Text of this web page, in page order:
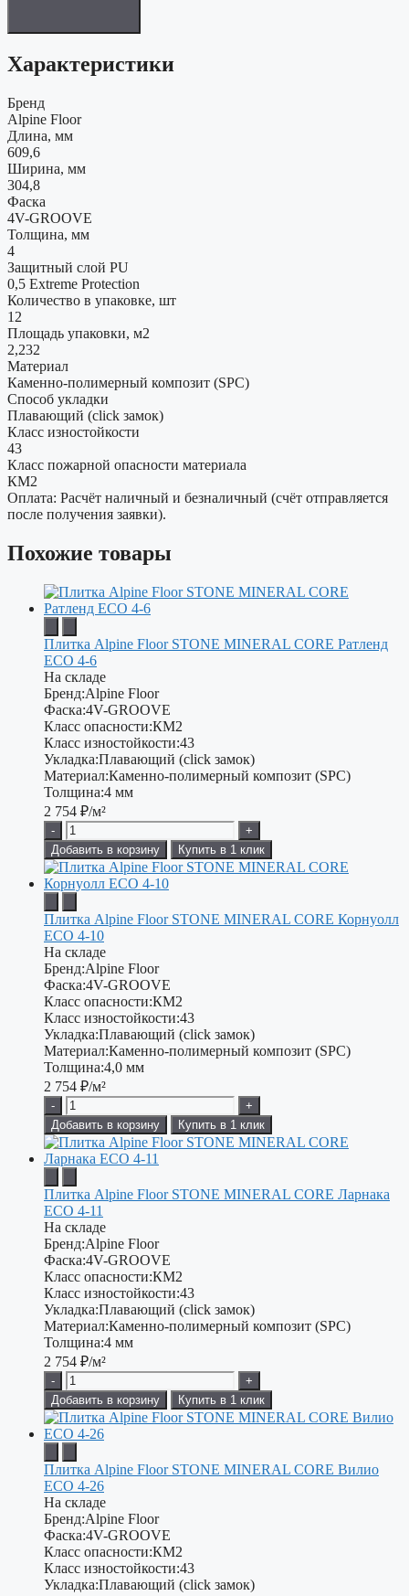
Характеристики
Бренд
Alpine Floor
Длина, мм
609,6
Ширина, мм
304,8
Фаска
4V-GROOVE
Толщина, мм
4
Защитный слой PU
0,5 Extreme Protection
Количество в упаковке, шт
12
Площадь упаковки, м2
2,232
Материал
Каменно-полимерный композит (SPC)
Способ укладки
Плавающий (click замок)
Класс изностойкости
43
Класс пожарной опасности материала
КМ2
Оплата: Расчёт наличный и безналичный (счёт отправляется
после получения заявки).
Похожие товары
Плитка Alpine Floor STONE MINERAL CORE Ратленд
ЕСО 4-6
На складе
Бренд:Alpine Floor
Фаска:4V-GROOVE
Класс опасности:КМ2
Класс изностойкости:43
Укладка:Плавающий (click замок)
Материал:Каменно-полимерный композит (SPC)
Толщина:4 мм
2 754 ₽/м²
-
+
Добавить в корзину
Купить в 1 клик
Плитка Alpine Floor STONE MINERAL CORE Корнуолл
ЕСО 4-10
На складе
Бренд:Alpine Floor
Фаска:4V-GROOVE
Класс опасности:КМ2
Класс изностойкости:43
Укладка:Плавающий (click замок)
Материал:Каменно-полимерный композит (SPC)
Толщина:4,0 мм
2 754 ₽/м²
-
+
Добавить в корзину
Купить в 1 клик
Плитка Alpine Floor STONE MINERAL CORE Ларнака
ЕСО 4-11
На складе
Бренд:Alpine Floor
Фаска:4V-GROOVE
Класс опасности:КМ2
Класс изностойкости:43
Укладка:Плавающий (click замок)
Материал:Каменно-полимерный композит (SPC)
Толщина:4 мм
2 754 ₽/м²
-
+
Добавить в корзину
Купить в 1 клик
Плитка Alpine Floor STONE MINERAL CORE Вилио
ЕСО 4-26
На складе
Бренд:Alpine Floor
Фаска:4V-GROOVE
Класс опасности:КМ2
Класс изностойкости:43
Укладка:Плавающий (click замок)